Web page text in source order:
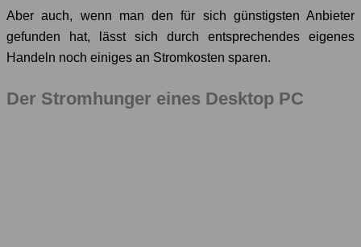
Aber auch, wenn man den für sich günstigsten Anbieter
gefunden hat, lässt sich durch entsprechendes eigenes
Handeln noch einiges an Stromkosten sparen.
Der Stromhunger eines Desktop PC